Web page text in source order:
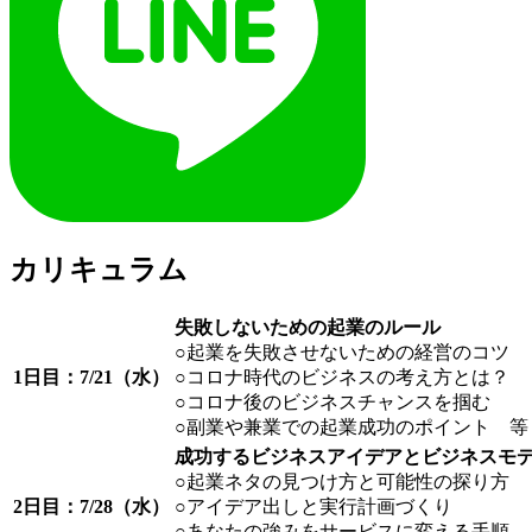
カリキュラム
1日目：7/21（水）
失敗しないための起業のルール
○起業を失敗させないための経営のコツ
○コロナ時代のビジネスの考え方とは？
○コロナ後のビジネスチャンスを掴む
○副業や兼業での起業成功のポイント 等
2日目：7/28（水）
成功するビジネスアイデアとビジネスモ
○起業ネタの見つけ方と可能性の探り方
○アイデア出しと実行計画づくり